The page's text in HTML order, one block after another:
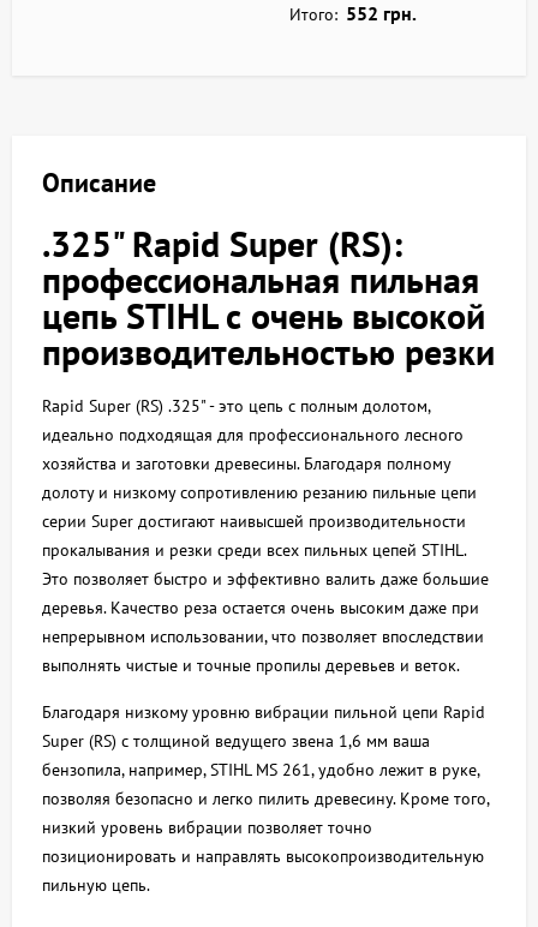
Итого: 552 грн.
Описание
.325" Rapid Super (RS):
профессиональная пильная
цепь STIHL с очень высокой
производительностью резки
Rapid Super (RS) .325" - это цепь с полным долотом,
идеально подходящая для профессионального лесного
хозяйства и заготовки древесины. Благодаря полному
долоту и низкому сопротивлению резанию пильные цепи
серии Super достигают наивысшей производительности
прокалывания и резки среди всех пильных цепей STIHL.
Это позволяет быстро и эффективно валить даже большие
деревья. Качество реза остается очень высоким даже при
непрерывном использовании, что позволяет впоследствии
выполнять чистые и точные пропилы деревьев и веток.
Благодаря низкому уровню вибрации пильной цепи Rapid
Super (RS) с толщиной ведущего звена 1,6 мм ваша
бензопила, например, STIHL MS 261, удобно лежит в руке,
позволяя безопасно и легко пилить древесину. Кроме того,
низкий уровень вибрации позволяет точно
позиционировать и направлять высокопроизводительную
пильную цепь.